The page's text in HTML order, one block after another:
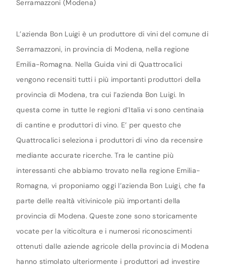
Serramazzoni (Modena)
L’azienda Bon Luigi è un produttore di vini del comune di
Serramazzoni, in provincia di Modena, nella regione
Emilia-Romagna. Nella Guida vini di Quattrocalici
vengono recensiti tutti i più importanti produttori della
provincia di Modena, tra cui l’azienda Bon Luigi. In
questa come in tutte le regioni d’Italia vi sono centinaia
di cantine e produttori di vino. E’ per questo che
Quattrocalici seleziona i produttori di vino da recensire
mediante accurate ricerche. Tra le cantine più
interessanti che abbiamo trovato nella regione Emilia-
Romagna, vi proponiamo oggi l’azienda Bon Luigi, che fa
parte delle realtà vitivinicole più importanti della
provincia di Modena. Queste zone sono storicamente
vocate per la viticoltura e i numerosi riconoscimenti
ottenuti dalle aziende agricole della provincia di Modena
hanno stimolato ulteriormente i produttori ad investire